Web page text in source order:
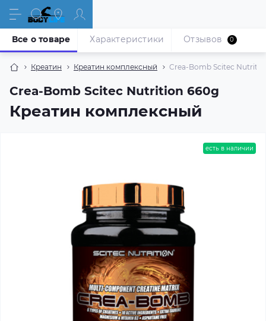
Креатин Креатин комплексный Crea-Bomb Scitec
Crea-Bomb Scitec Nutrition 660g
Креатин комплексный
Все о товаре Характеристики Отзывов 0
есть в наличии